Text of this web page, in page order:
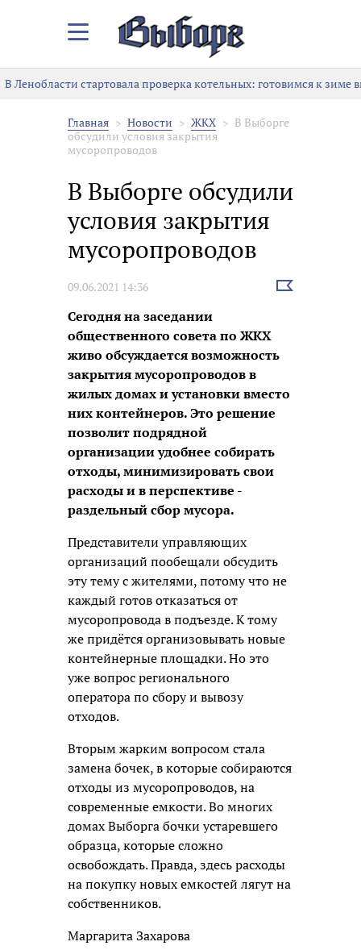
Закрыть/
меню
В Ленобласти стартовала проверка котельных: готовимся к зиме
Главная Новости ЖКХ
В Выборге
обсудили условия закрытия
мусоропроводов
В Выборге обсудили
условия закрытия
мусоропроводов
09.06.2021 14:36
Выбрать
Сегодня на заседании
общественного совета по ЖКХ
живо обсуждается возможность
закрытия мусоропроводов в
жилых домах и установки вместо
них контейнеров. Это решение
позволит подрядной
организации удобнее собирать
отходы, минимизировать свои
расходы и в перспективе -
раздельный сбор мусора.
Представители управляющих
организаций пообещали обсудить
эту тему с жителями, потому что не
каждый готов отказаться от
мусоропровода в подъезде. К тому
же придётся организовывать новые
контейнерные площадки. Но это
уже вопрос регионального
оператора по сбору и вывозу
отходов.
Вторым жарким вопросом стала
замена бочек, в которые собираются
отходы из мусоропроводов, на
современные емкости. Во многих
домах Выборга бочки устаревшего
образца, которые сложно
освобождать. Правда, здесь расходы
на покупку новых емкостей лягут на
собственников.
Маргарита Захарова